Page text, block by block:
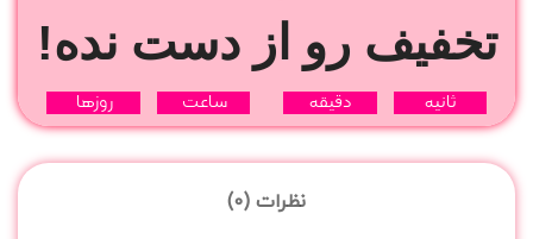
تخفیف رو از دست نده!
روزها ساعت‌ دقیقه ثانیه
نظرات (0)